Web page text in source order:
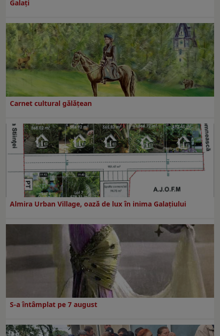
Galați
Carnet cultural gălăţean
Almira Urban Village, oază de lux în inima Galațiului
S-a întâmplat pe 7 august